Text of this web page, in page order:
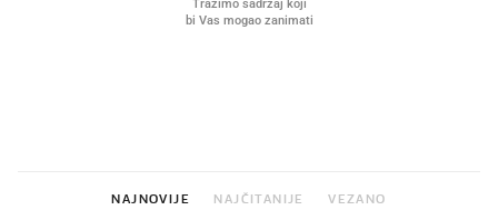
NAJNOVIJE NAJČITANIJE VEZANO